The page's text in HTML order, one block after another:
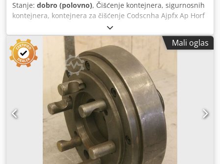
Stanje: dobro (polovno), Čišćenje kontejnera, sigurnosnih
kontejnera, kontejnera za čišćenje Codscnha Ajpfx Ap Horf
-Materijal: čelični lim -Kontejner: Ø 295 k 235 mm -Ekran
korpa: Ø 265 k 100 mm -Količina: 3k uređaji na
raspolaganju -Cena: po komadu -Dimenzije: 310/370 / H740
mm, -Težina: 8 kg
Mali oglas